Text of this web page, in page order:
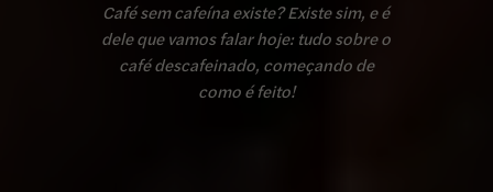
Café sem cafeína existe? Existe sim, e é
dele que vamos falar hoje: tudo sobre o
café descafeinado, começando de
como é feito!